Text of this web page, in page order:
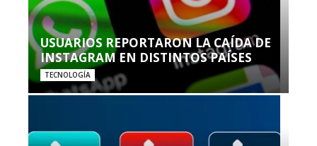
USUARIOS REPORTARON LA CAÍDA DE
INSTAGRAM EN DISTINTOS PAÍSES
TECNOLOGÍA